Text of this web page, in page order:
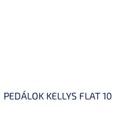
PEDÁLOK KELLYS FLAT 10